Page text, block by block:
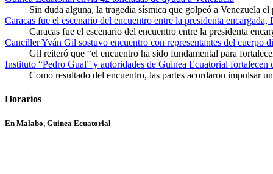
Sin duda alguna, la tragedia sísmica que golpeó a Venezuela
Caracas fue el escenario del encuentro entre la presidenta
Caracas fue el escenario del encuentro entre la presidenta
Canciller Yván Gil sostuvo encuentro con representantes del cuerpo
Gil reiteró que “el encuentro ha sido fundamental para
Instituto “Pedro Gual” y autoridades de Guinea Ecuatorial
Como resultado del encuentro, las partes acordaron impulsar
Horarios
En Malabo, Guinea Ecuatorial